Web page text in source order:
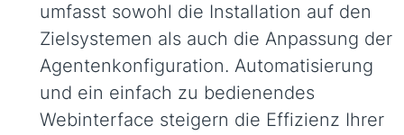
umfasst sowohl die Installation auf den
Zielsystemen als auch die Anpassung der
Agentenkonfiguration. Automatisierung
und ein einfach zu bedienendes
Webinterface steigern die Effizienz Ihrer